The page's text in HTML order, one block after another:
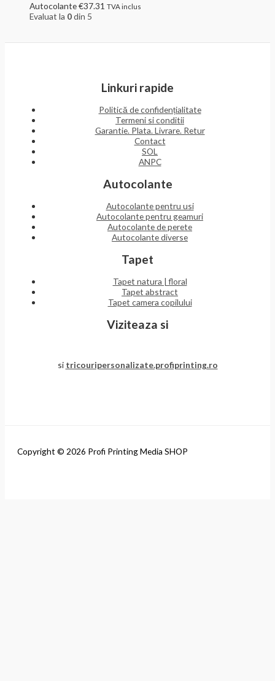
Autocolante€37.31 TVA inclus
Evaluat la 0din 5
Linkuri rapide
Politică de confidențialitate
Termeni si conditii
Garantie. Plata. Livrare. Retur
Contact
SOL
ANPC
Autocolante
Autocolante pentru usi
Autocolante pentru geamuri
Autocolante de perete
Autocolante diverse
Tapet
Tapet natura | floral
Tapet abstract
Tapet camera copilului
Viziteaza si
si tricouripersonalizate.profiprinting.ro
Copyright © 2026 Profi Printing Media SHOP